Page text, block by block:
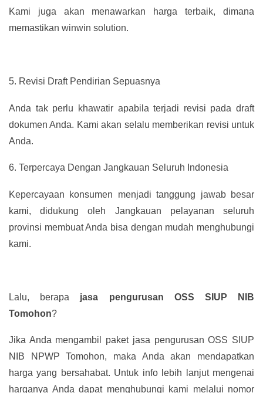
Kami juga akan menawarkan harga terbaik, dimana
memastikan winwin solution.
5. Revisi Draft Pendirian Sepuasnya
Anda tak perlu khawatir apabila terjadi revisi pada draft
dokumen Anda. Kami akan selalu memberikan revisi untuk
Anda.
6. Terpercaya Dengan Jangkauan Seluruh Indonesia
Kepercayaan konsumen menjadi tanggung jawab besar
kami, didukung oleh Jangkauan pelayanan seluruh
provinsi membuat Anda bisa dengan mudah menghubungi
kami.
Lalu, berapa jasa pengurusan OSS SIUP NIB
Tomohon?
Jika Anda mengambil paket jasa pengurusan OSS SIUP
NIB NPWP Tomohon, maka Anda akan mendapatkan
harga yang bersahabat. Untuk info lebih lanjut mengenai
harganya Anda dapat menghubungi kami melalui nomor